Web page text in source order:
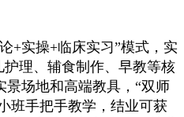
实操+临床实习”模式，实
理、辅食制作、早教等核
景场地和高端教具，“双师
班手把手教学，结业可获